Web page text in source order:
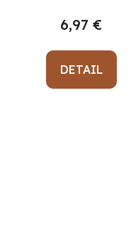
6,97 €
DETAIL